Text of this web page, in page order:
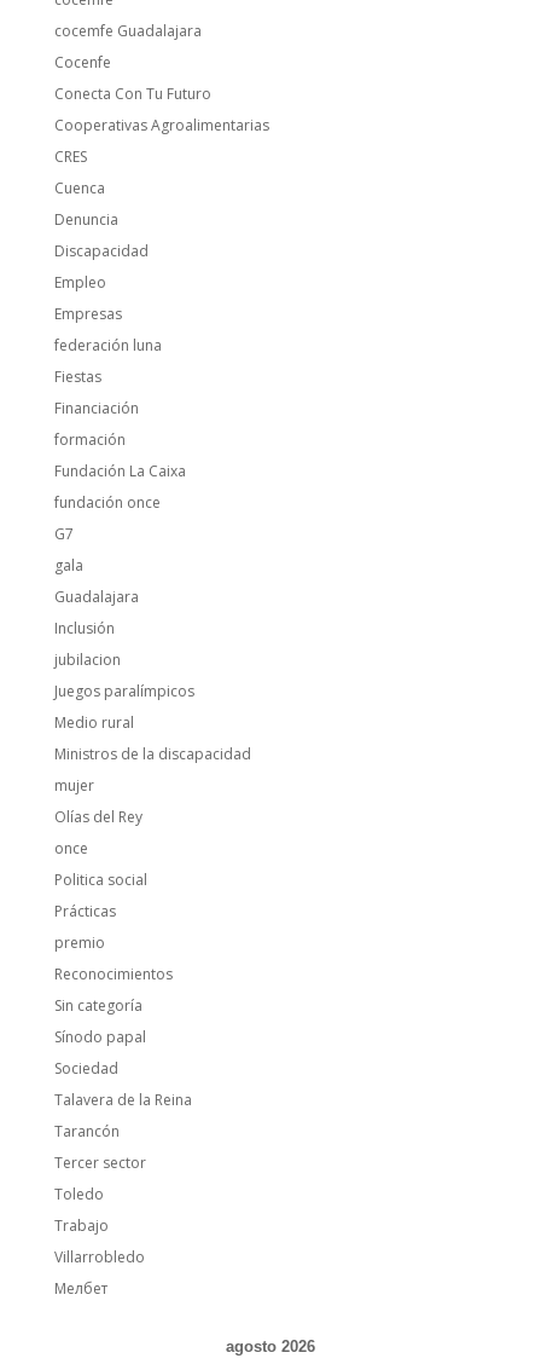
cocemfe Guadalajara
Cocenfe
Conecta Con Tu Futuro
Cooperativas Agroalimentarias
CRES
Cuenca
Denuncia
Discapacidad
Empleo
Empresas
federación luna
Fiestas
Financiación
formación
Fundación La Caixa
fundación once
G7
gala
Guadalajara
Inclusión
jubilacion
Juegos paralímpicos
Medio rural
Ministros de la discapacidad
mujer
Olías del Rey
once
Politica social
Prácticas
premio
Reconocimientos
Sin categoría
Sínodo papal
Sociedad
Talavera de la Reina
Tarancón
Tercer sector
Toledo
Trabajo
Villarrobledo
Мелбет
agosto 2026